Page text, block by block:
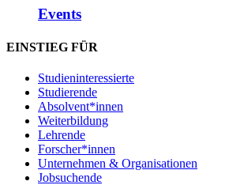
Events
EINSTIEG FÜR
Studieninteressierte
Studierende
Absolvent*innen
Weiterbildung
Lehrende
Forscher*innen
Unternehmen & Organisationen
Jobsuchende